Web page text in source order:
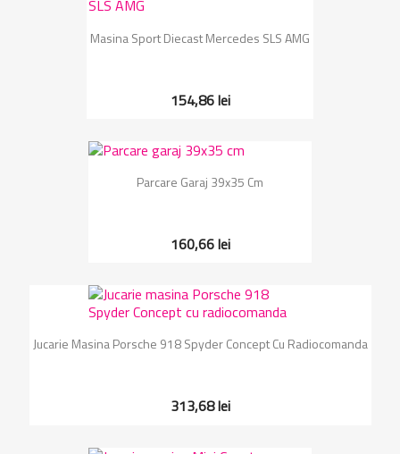
Masina Sport Diecast Mercedes SLS AMG
154,86 lei
Parcare Garaj 39x35 Cm
160,66 lei
Jucarie Masina Porsche 918 Spyder Concept Cu Radiocomanda
313,68 lei